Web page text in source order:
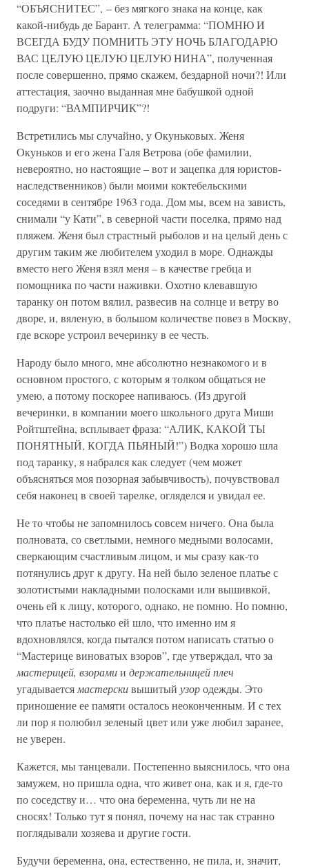
“ОБЪЯСНИТЕС”, – без мягкого знака на конце, как
какой-нибудь де Барант. А телеграмма: “ПОМНЮ И
ВСЕГДА БУДУ ПОМНИТЬ ЭТУ НОЧЬ БЛАГОДАРЮ
ВАС ЦЕЛУЮ ЦЕЛУЮ ЦЕЛУЮ НИНА”, полученная
после совершенно, прямо скажем, бездарной ночи?! Или
аттестация, заочно выданная мне бабушкой одной
подруги: “ВАМПИРЧИК”?!
Встретились мы случайно, у Окуньковых. Женя
Окуньков и его жена Галя Ветрова (обе фамилии,
невероятно, но настоящие – вот и зацепка для юристов-
наследственников) были моими коктебельскими
соседями в сентябре 1963 года. Дом мы, всем на зависть,
снимали “у Кати”, в северной части поселка, прямо над
пляжем. Женя был страстный рыболов и на целый день с
другим таким же любителем уходил в море. Однажды
вместо него Женя взял меня – в качестве гребца и
помощника по части наживки. Охотно клевавшую
таранку он потом вялил, развесив на солнце и ветру во
дворе, и, вяленую, в большом количестве повез в Москву,
где вскоре устроил вечеринку в ее честь.
Народу было много, мне абсолютно незнакомого и в
основном простого, с которым я толком общаться не
умею, а потому поскорее напиваюсь. (Из другой
вечеринки, в компании моего школьного друга Миши
Ройтштейна, всплывает фраза: “АЛИК, КАКОЙ ТЫ
ПОНЯТНЫЙ, КОГДА ПЬЯНЫЙ!”) Водка хорошо шла
под таранку, я набрался как следует (чем может
объясняться моя позорная забывчивость), почувствовал
себя наконец в своей тарелке, огляделся и увидал ее.
Не то чтобы не запомнилось совсем ничего. Она была
полновата, со светлыми, немного медными волосами,
сверкающим счастливым лицом, и мы сразу как-то
потянулись друг к другу. На ней было зеленое платье с
золотистыми накладными полосками или вышивкой,
очень ей к лицу, которого, однако, не помню. Но помню,
что платье настолько ей шло, что именно им я
вдохновлялся, когда пытался потом написать статью о
“Мастерице виноватых взоров”, где утверждал, что за
мастерицей, взорамии держательницей плеч
угадывается мастерскивышитый узородежды. Это
приношение ее памяти осталось неоконченным. И с тех
ли пор я полюбил зеленый цвет или уже любил заранее,
не уверен.
Кажется, мы танцевали. Постепенно выяснилось, что она
замужем, но пришла одна, что живет она, как и я, где-то
по соседству и… что она беременна, чуть ли не на
сносях! Только тут я понял, почему на нас так странно
поглядывали хозяева и другие гости.
Будучи беременна, она, естественно, не пила, и, значит,